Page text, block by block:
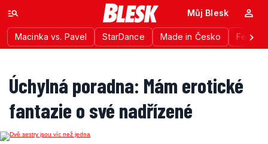
Macinka vs. Pavel StarDance Made in Česko
Můj Blesk
Úchylná poradna: Mám erotické
fantazie o své nadřízené